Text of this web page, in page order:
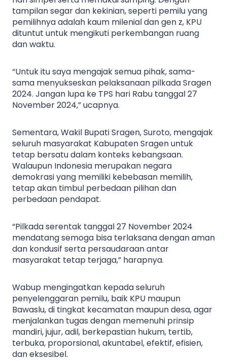
tampilan segar dan kekinian, seperti pemilu yang
pemilihnya adalah kaum milenial dan gen z, KPU
dituntut untuk mengikuti perkembangan ruang
dan waktu.
“Untuk itu saya mengajak semua pihak, sama-
sama menyukseskan pelaksanaan pilkada Sragen
2024. Jangan lupa ke TPS hari Rabu tanggal 27
November 2024,” ucapnya.
Sementara, Wakil Bupati Sragen, Suroto, mengajak
seluruh masyarakat Kabupaten Sragen untuk
tetap bersatu dalam konteks kebangsaan.
Walaupun Indonesia merupakan negara
demokrasi yang memiliki kebebasan memilih,
tetap akan timbul perbedaan pilihan dan
perbedaan pendapat.
“Pilkada serentak tanggal 27 November 2024
mendatang semoga bisa terlaksana dengan aman
dan kondusif serta persaudaraan antar
masyarakat tetap terjaga,” harapnya.
Wabup mengingatkan kepada seluruh
penyelenggaran pemilu, baik KPU maupun
Bawaslu, di tingkat kecamatan maupun desa, agar
menjalankan tugas dengan memenuhi prinsip
mandiri, jujur, adil, berkepastian hukum, tertib,
terbuka, proporsional, akuntabel, efektif, efisien,
dan eksesibel.